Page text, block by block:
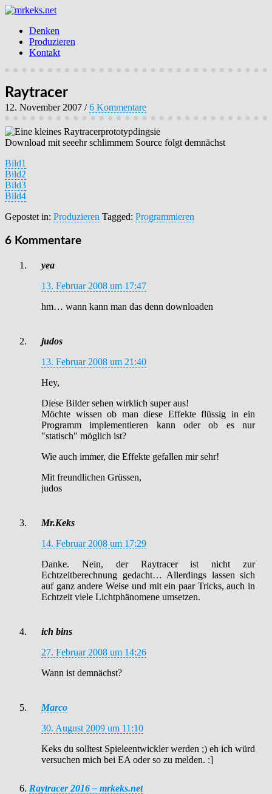
Denken
Produzieren
Kontakt
Raytracer
12. November 2007 /6 Kommentare
Eine kleines Raytracerprototypdingsie
Download mit seeehr schlimmem Source folgt demnächst
Bild1
Bild2
Bild3
Bild4
Gepostet in: Produzieren Tagged: Programmieren
6 Kommentare
yea
13. Februar 2008 um 17:47
hm… wann kann man das denn downloaden
judos
13. Februar 2008 um 21:40
Hey,
Diese Bilder sehen wirklich super aus!
Möchte wissen ob man diese Effekte flüssig in ein
Programm implementieren kann oder ob es nur
"statisch" möglich ist?
Wie auch immer, die Effekte gefallen mir sehr!
Mit freundlichen Grüssen,
judos
Mr.Keks
14. Februar 2008 um 17:29
Danke. Nein, der Raytracer ist nicht zur
Echtzeitberechnung gedacht… Allerdings lassen sich
auf ganz andere Weise und mit ein paar Tricks, auch in
Echtzeit viele Lichtphänomene umsetzen.
ich bins
27. Februar 2008 um 14:26
Wann ist demnächst?
Marco
30. August 2009 um 11:10
Keks du solltest Spieleentwickler werden ;) eh ich würd
versuchen mich bei EA oder so zu melden. :]
Raytracer 2016 – mrkeks.net